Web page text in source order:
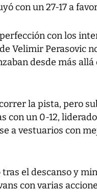
con un 27-17 a
con los
Velimir Perasovic
desde más allá
la pista, pero
un 0-12,
a vestuarios con
el descanso y
con varias